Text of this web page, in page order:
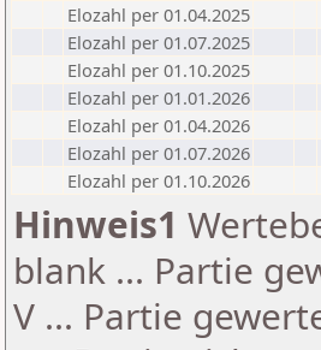
Elozahl per 01.04.2025
Elozahl per 01.07.2025
Elozahl per 01.10.2025
Elozahl per 01.01.2026
Elozahl per 01.04.2026
Elozahl per 01.07.2026
Elozahl per 01.10.2026
Hinweis1
blank ... Partie
V ... Partie